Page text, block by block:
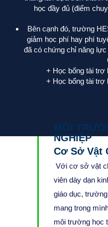
học đầy đủ (điểm
Bên cạnh đó, trường
giảm học phí hay phí
đã có chứng chỉ năng
+ Học bổng tài trợ
+ Học bổng tài trợ
MÔI
NGHIỆP
Cơ Sở Vật
Với cơ sở vật
viên dày dạn
giáo dục,
mang trong
môi trường học